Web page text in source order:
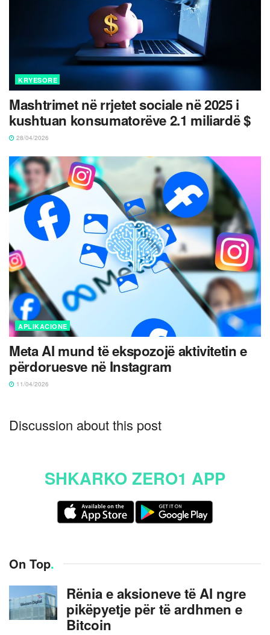
KRYESORE
Mashtrimet në rrjetet sociale në 2025 i
kushtuan konsumatorëve 2.1 miliardë $
28/04/2026
APLIKACIONE
Meta AI mund të ekspozojë aktivitetin e
përdoruesve në Instagram
11/04/2026
Discussion about this post
SHKARKO ZERO1 APP
On Top.
Rënia e aksioneve të AI ngre
pikëpyetje për të ardhmen e
Bitcoin